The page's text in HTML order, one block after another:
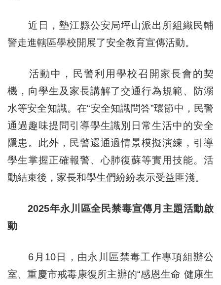
近日，墊江縣公安局坪山派出所組織民輔
警走進轄區學校開展了安全教育宣傳活動。
活動中，民警利用學校召開家長會的契
機，向學生及家長講解了交通行為規範、防溺
水等安全知識。在“安全知識問答”環節中，民警
通過趣味提問引導學生識別日常生活中的安全
隱患。此外，民警還通過情景模擬演練，引導
學生掌握正確報警、心肺復蘇等實用技能。活
動結束後，家長和學生們紛紛表示受益匪淺。
2025年永川區全民禁毒宣傳月主題活動啟
動
6月10日，由永川區禁毒工作專項組辦公
室、重慶市戒毒康復所主辦的“感恩生命 健康生